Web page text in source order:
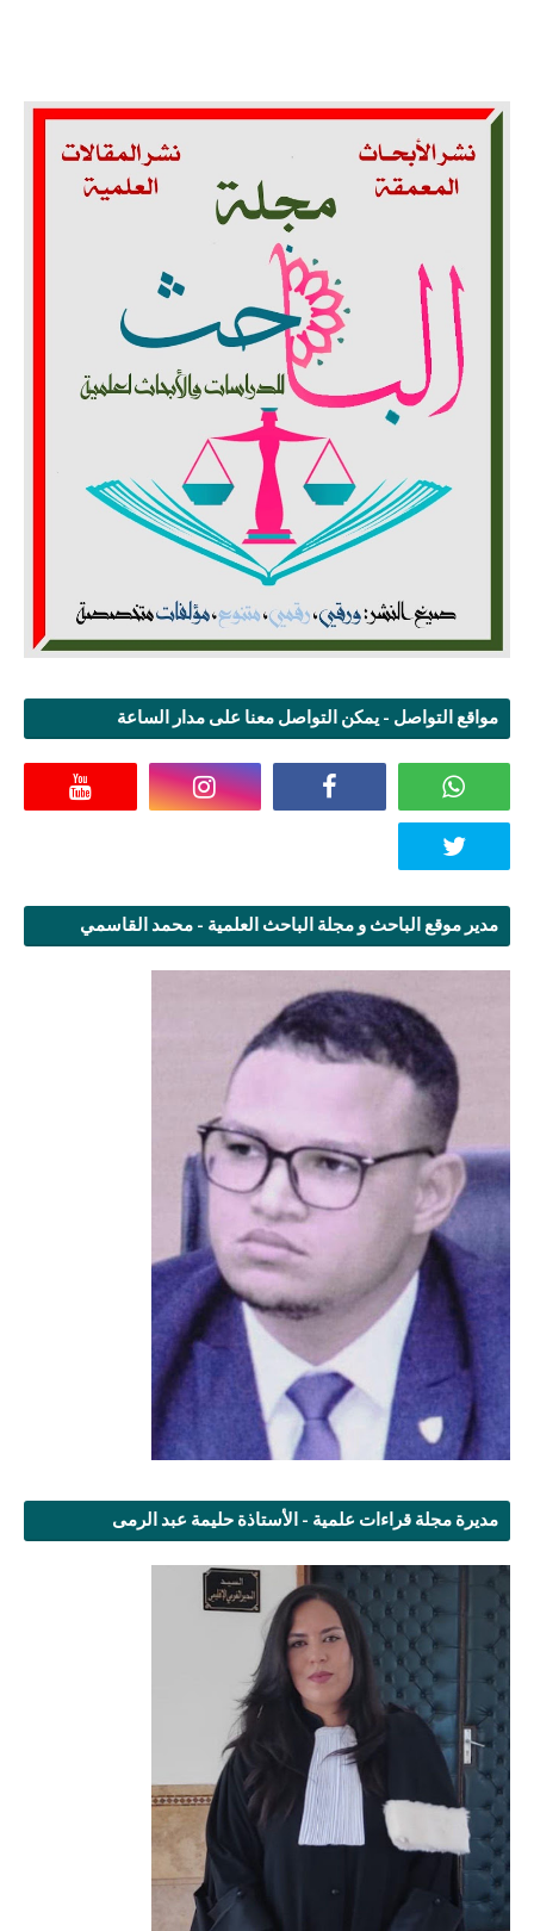
مواقع التواصل - يمكن التواصل معنا على مدار الساعة
مدير موقع الباحث و مجلة الباحث العلمية - محمد القاسمي
مديرة مجلة قراءات علمية - الأستاذة حليمة عبد الرمى